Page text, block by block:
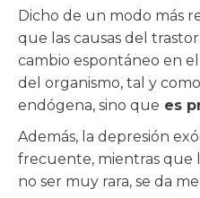
Dicho de un modo más
que las causas del
cambio espontáneo en
del organismo, tal y
endógena, sino que es
Además, la depresión
frecuente, mientras que
no ser muy rara, se da